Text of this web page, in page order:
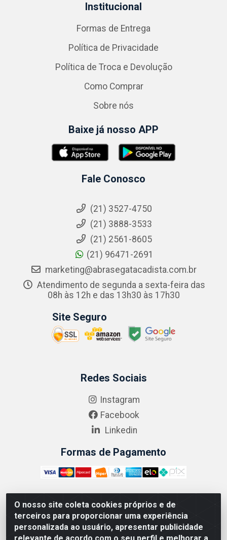
O nosso site coleta cookies próprios e de
terceiros para proporcionar uma experiência
personalizada ao usuário, apresentar publicidade
Institucional
Formas de Entrega
Política de Privacidade
Política de Troca e Devolução
Como Comprar
Sobre nós
Baixe já nosso APP
Fale Conosco
(21) 3527-4750
(21) 3888-3533
(21) 2561-8605
(21) 96471-2691
marketing@abrasegatacadista.com.br
Atendimento de segunda a sexta-feira das
08h às 12h e das 13h30 às 17h30
Site Seguro
Redes Sociais
Instagram
Facebook
Linkedin
Formas de Pagamento
ABRASEG COMÉRCIO ATACADISTA LTDA - CNPJ:
10.894.768/0001-00 - Avenida Lobo Júnior, 1045 -
Penha Circular - Rio de Janeiro - RJ - CEP 21020-124